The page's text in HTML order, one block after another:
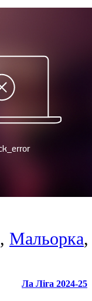
, Мальорка
Ла Ліга 2024-25